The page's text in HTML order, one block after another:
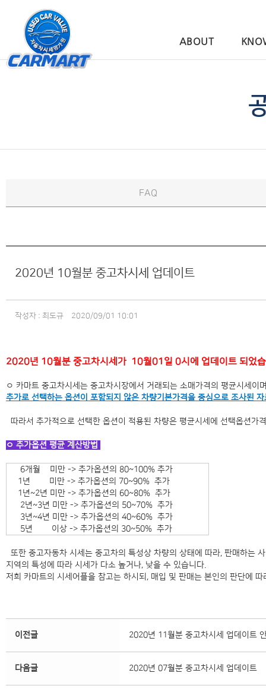
ABOUT
카마트
카마트
FAQ
2020년 10월분 중고차시세 업데이트
작성자 : 최도규 2020/09/01 10:01
2020년 10월분 중고차시세가 10월01일 0시에 업데이트 되었
ㅇ 카마트 중고차시세는 중고차시장에서 거래되는 소매가격의 평균시세이
추가로 선택하는 옵션이 포함되지 않은 차량기본가격을 중심으로 조사된
따라서 추가적으로 선택한 옵션이 적용된 차량은 평균시세에 선택옵션가
ㅇ 추가옵션 평균 계산방법
6개월 미만 -> 추가옵션의 80~100% 추가
1년 미만 -> 추가옵션의 70~90% 추가
1년~2년 미만 -> 추가옵션의 60~80% 추가
2년~3년 미만 -> 추가옵션의 50~70% 추가
3년~4년 미만 -> 추가옵션의 40~60% 추가
5년 이상 -> 추가옵션의 30~50% 추가
또한 중고자동차 시세는 중고차의 특성상 차량의 상태에 따라, 판매하는
지역의 특성에 따라 시세가 다소 높거나, 낮을 수 있습니다.
저희 카마트의 시세어플을 참고는 하시되, 매입 및 판매는 본인의 판단에
이전글 2020년 11월분 중고차시세 업데이트
다음글 2020년 07월분 중고차시세 업데이트